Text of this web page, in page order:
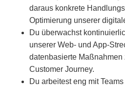
daraus konkrete
Optimierung unserer
Du überwachst
unserer Web- und App-
datenbasierte Maßnahmen
Customer Journey.
Du arbeitest eng mit